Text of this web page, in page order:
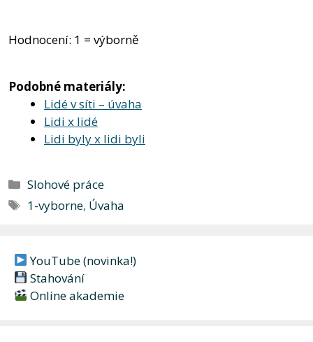
Hodnocení: 1 = výborně
Podobné materiály:
Lidé v síti – úvaha
Lidi x lidé
Lidi byly x lidi byli
Rubriky
Slohové práce
Štítky
1-vyborne, Úvaha
YouTube (novinka!)
Stahování
Online akademie